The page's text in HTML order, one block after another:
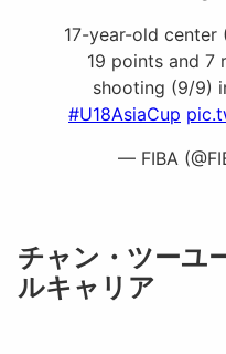
17-year-old
19 points and 7
shooting (9/9)
#U18AsiaCup
— FIBA
チャン・ツーユ
ルキャリア